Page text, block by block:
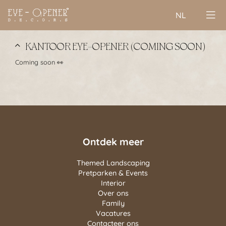
NL
KANTOOR EYE-OPENER (COMING SOON)
Coming soon 👀
Ontdek meer
Themed Landscaping
Pretparken & Events
Interior
Over ons
Family
Vacatures
Contacteer ons